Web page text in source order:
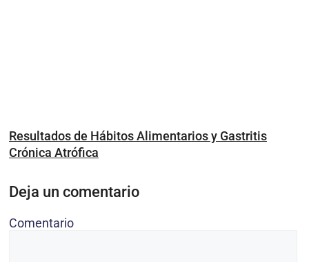
Resultados de Hábitos Alimentarios y Gastritis
Crónica Atrófica
Deja un comentario
Comentario